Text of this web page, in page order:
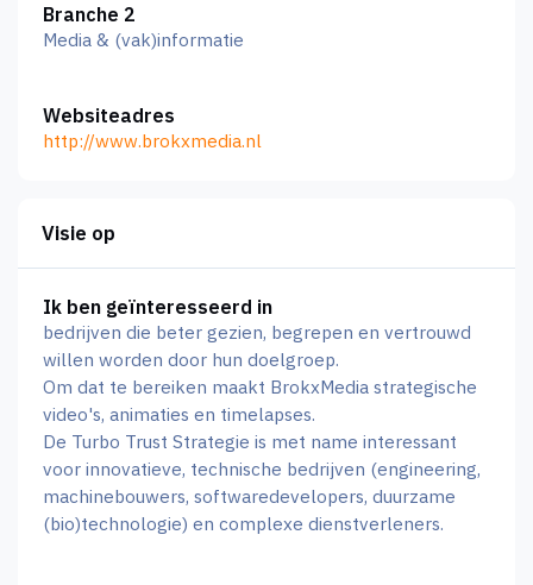
Branche 2
Media & (vak)informatie
Websiteadres
http://www.brokxmedia.nl
Visie op
Ik ben geïnteresseerd in
bedrijven die beter gezien, begrepen en vertrouwd
willen worden door hun doelgroep.
Om dat te bereiken maakt BrokxMedia strategische
video's, animaties en timelapses.
De Turbo Trust Strategie is met name interessant
voor innovatieve, technische bedrijven (engineering,
machinebouwers, softwaredevelopers, duurzame
(bio)technologie) en complexe dienstverleners.